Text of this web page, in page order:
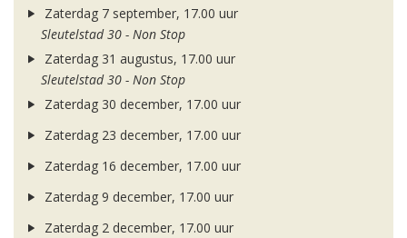
Zaterdag 7 september, 17.00 uur
Sleutelstad 30 - Non Stop
Zaterdag 31 augustus, 17.00 uur
Sleutelstad 30 - Non Stop
Zaterdag 30 december, 17.00 uur
Zaterdag 23 december, 17.00 uur
Zaterdag 16 december, 17.00 uur
Zaterdag 9 december, 17.00 uur
Zaterdag 2 december, 17.00 uur